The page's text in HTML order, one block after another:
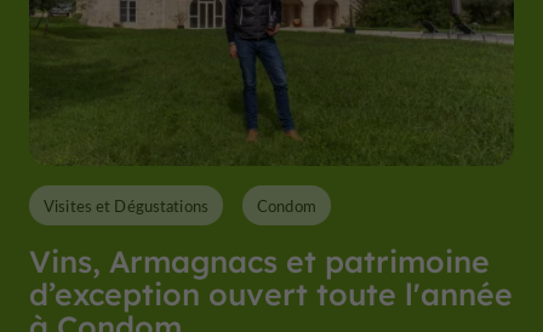
Vins, Armagnacs et patrimoine
d’exception ouvert toute l'année
Visites et Dégustations Condom